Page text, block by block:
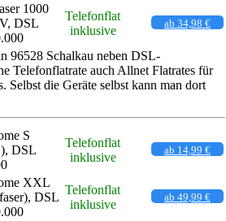
1000
DSL
Telefonflat
inklusive
ab 34,98 €
96528 Schalkau neben DSL-
Telefonflatrate auch Allnet Flatrates für
Selbst die Geräte selbst kann man dort
S
DSL
Telefonflat
inklusive
ab 14,99 €
XXL
DSL
Telefonflat
inklusive
ab 49,99 €